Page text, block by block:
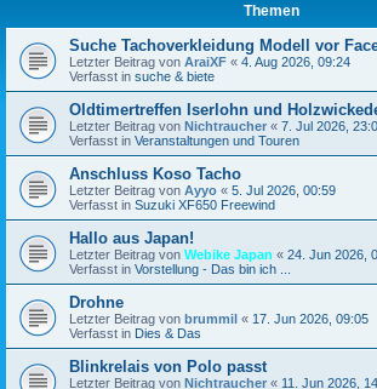
Themen
Suche Tachoverkleidung Modell vor
Letzter Beitrag von AraiXF « 4. Aug 2026, 09:24
Verfasst in suche & biete
Oldtimertreffen Iserlohn und
Letzter Beitrag von Nichtraucher « 7. Jul 2026,
Verfasst in Veranstaltungen und Touren
Anschluss Koso Tacho
Letzter Beitrag von Ayyo « 5. Jul 2026, 00:59
Verfasst in Suzuki XF650 Freewind
Hallo aus Japan!
Letzter Beitrag von Webike Japan « 24. Jun 2026,
Verfasst in Vorstellung - Das bin ich ...
Drohne
Letzter Beitrag von brummil « 17. Jun 2026, 09:05
Verfasst in Dies & Das
Blinkrelais von Polo passt
Letzter Beitrag von Nichtraucher « 11. Jun 2026,